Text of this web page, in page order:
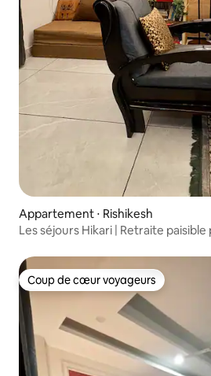
Appartement ⋅ Rishikesh
Les séjours Hikari | Retraite
Coup de cœur voyageurs
Coup de cœur voyageurs